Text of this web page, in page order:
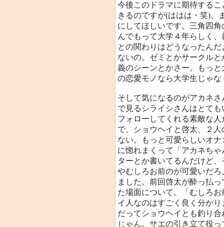
今後このドラマに期待する
きるのですが(ははは・笑)、
にしてほしいです。三角四
んでもって大学４年らしく
との関わりはどうなったん
ないの。ゼミとかサークル
義のシーンとかさー。もっ
の恋愛モノなら大学生じゃ
そして気になるのがアカネ
で見るシライシさんはとて
フォローしてくれる素敵な
で、ショウヘイと啓太、２
ない。もっと可愛らしいオ
に惚れまくって「アカネち
ターとか書いてるんだけど
やむしろお前のが可愛いだ
ました。前回啓太が酔っ払
た場面について。「むしろ
イ人なのはすごく良く分か
だってショウヘイとも釣り
じゃん。サエの引き立て役